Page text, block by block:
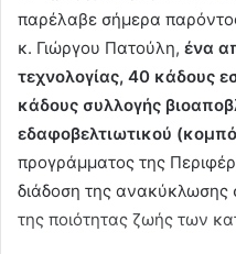
παρέλαβε σήμερα
κ. Γιώργου Πατούλη, ένα
τεχνολογίας, 40 κάδους
κάδους συλλογής
εδαφοβελτιωτικού
προγράμματος της
διάδοση της ανακύκλωσης
της ποιότητας ζωής των